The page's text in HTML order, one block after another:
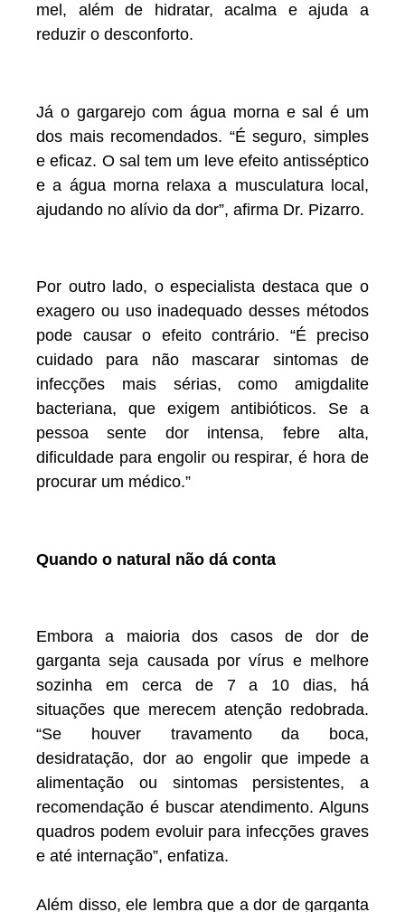
mel, além de hidratar, acalma e ajuda a
reduzir o desconforto.
Já o gargarejo com água morna e sal é um
dos mais recomendados. “É seguro, simples
e eficaz. O sal tem um leve efeito antisséptico
e a água morna relaxa a musculatura local,
ajudando no alívio da dor”, afirma Dr. Pizarro.
Por outro lado, o especialista destaca que o
exagero ou uso inadequado desses métodos
pode causar o efeito contrário. “É preciso
cuidado para não mascarar sintomas de
infecções mais sérias, como amigdalite
bacteriana, que exigem antibióticos. Se a
pessoa sente dor intensa, febre alta,
dificuldade para engolir ou respirar, é hora de
procurar um médico.”
Quando o natural não dá conta
Embora a maioria dos casos de dor de
garganta seja causada por vírus e melhore
sozinha em cerca de 7 a 10 dias, há
situações que merecem atenção redobrada.
“Se houver travamento da boca,
desidratação, dor ao engolir que impede a
alimentação ou sintomas persistentes, a
recomendação é buscar atendimento. Alguns
quadros podem evoluir para infecções graves
e até internação”, enfatiza.
Além disso, ele lembra que a dor de garganta